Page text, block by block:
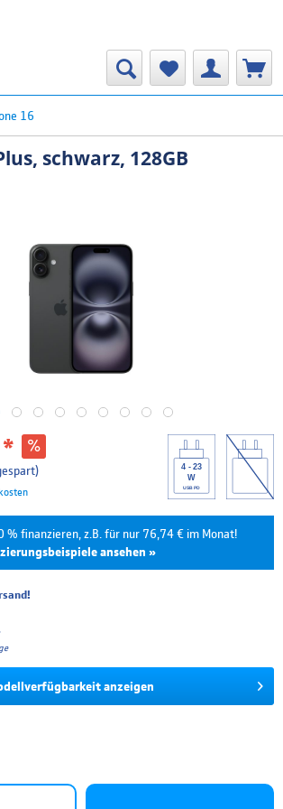
16
schwarz, 128GB
4 - 23
W
USB PD
% finanzieren, z.B. für nur 76,74 € im Monat!
ansehen »
%
% 76,74 € 920,90 €
% 53,17 € 957,04 €
anzeigen